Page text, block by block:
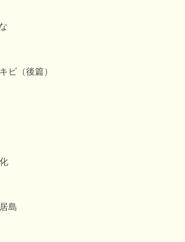
（後篇）
島